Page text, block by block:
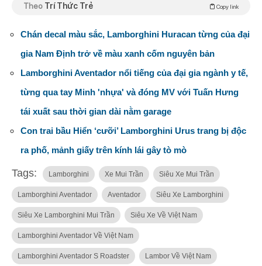
Theo Trí Thức Trẻ Copy link
Chán decal màu sắc, Lamborghini Huracan từng của đại
gia Nam Định trở về màu xanh cốm nguyên bản
Lamborghini Aventador nổi tiếng của đại gia ngành y tế,
từng qua tay Minh 'nhựa' và đóng MV với Tuấn Hưng
tái xuất sau thời gian dài nằm garage
Con trai bầu Hiển ‘cưỡi’ Lamborghini Urus trang bị độc
ra phố, mảnh giấy trên kính lái gây tò mò
Tags: Lamborghini Xe Mui Trần Siêu Xe Mui Trần
Lamborghini Aventador Aventador Siêu Xe Lamborghini
Siêu Xe Lamborghini Mui Trần Siêu Xe Về Việt Nam
Lamborghini Aventador Về Việt Nam
Lamborghini Aventador S Roadster Lambor Về Việt Nam